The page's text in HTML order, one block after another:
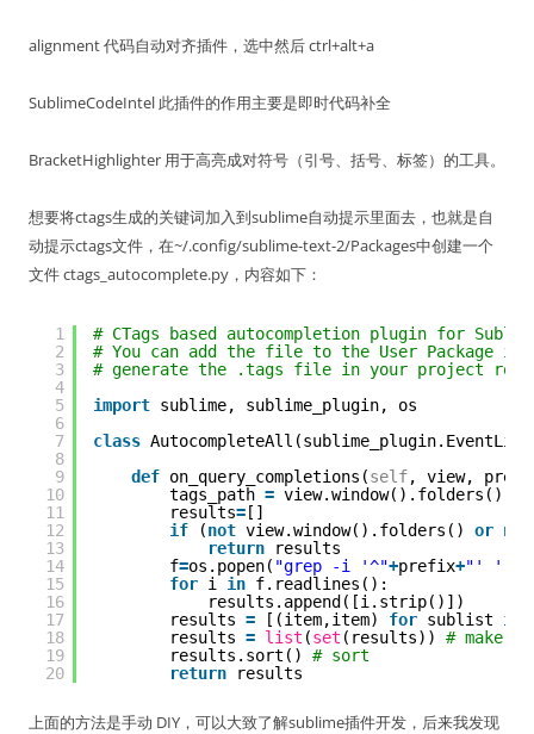
alignment 代码自动对齐插件，选中然后 ctrl+alt+a
SublimeCodeIntel 此插件的作用主要是即时代码补全
BracketHighlighter 用于高亮成对符号（引号、括号、标签）的工具。
想要将ctags生成的关键词加入到sublime自动提示里面去，也就是自
动提示ctags文件，在~/.config/sublime-text-2/Packages中创建一个
文件 ctags_autocomplete.py，内容如下：
1
2
3
4
5
6
7
8
9
10
11
12
13
14
15
16
17
18
19
20
# CTags based autocompletion plugin for
# You can add the file to the User Package in
# generate the .tags file in your project
import sublime, sublime_plugin, os
class
def on_query_completions(self, view,
tags_path = view.window().folders()[
results= []
if
(not view.window().folders() or not
return
results
f=os.popen( "grep -i '^"+prefix+"' '"
for i in f.readlines():
results.append([i.strip()])
results = [(item,item) for sublist in
results = list (set (results)) # make
results.sort() # sort
return
results
上面的方法是手动 DIY，可以大致了解sublime插件开发，后来我发现